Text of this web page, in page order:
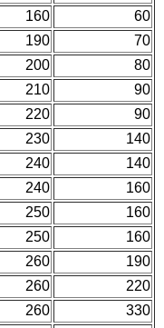
160
60
190
70
200
80
210
90
220
90
230
140
240
140
240
160
250
160
250
160
260
190
260
220
260
330